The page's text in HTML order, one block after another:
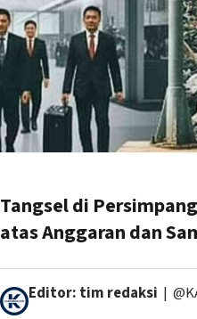
Tangsel di
atas Anggaran dan
Editor: tim redaksi |